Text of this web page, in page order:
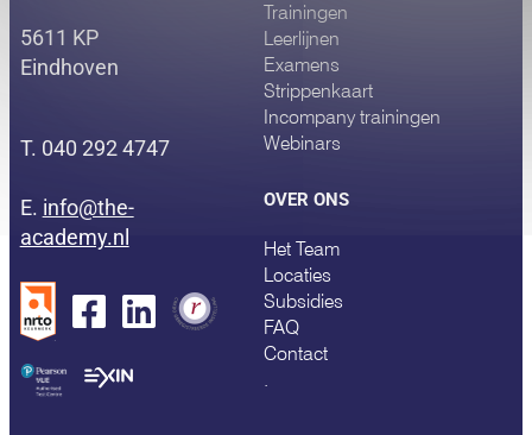
5611 KP
Eindhoven
T. 040 292 4747
E. info@the-
academy.nl
Trainingen
Leerlijnen
Examens
Strippenkaart
Incompany trainingen
Webinars
OVER ONS
Het Team
Locaties
Subsidies
FAQ
Contact
.